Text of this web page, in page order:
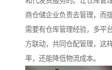
商仓储企业负责去管理，而
需要有仓库管理经验，多平
方联动，共同仓配管理，这
率，还能降低物流成本。